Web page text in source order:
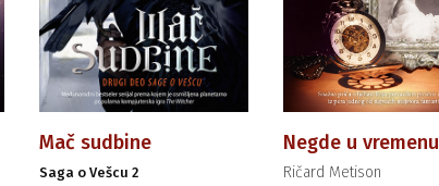
Mač sudbine
Saga o Vešcu 2
Negde u vremenu
Ričard Metison